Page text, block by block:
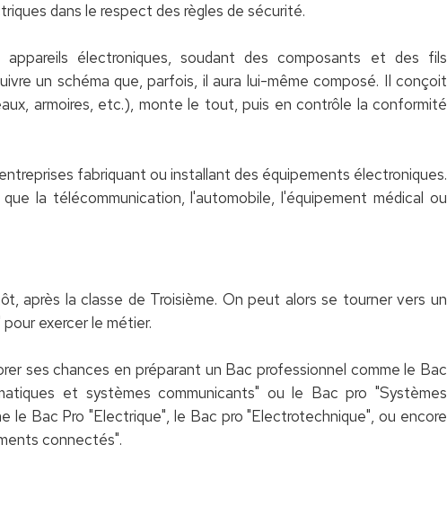
dans le respect des règles de sécurité.
électroniques, soudant des composants et des fils
un schéma que, parfois, il aura lui-même composé. Il conçoit
armoires, etc.), monte le tout, puis en contrôle la conformité
fabriquant ou installant des équipements électroniques.
la télécommunication, l'automobile, l'équipement médical ou
après la classe de Troisième. On peut alors se tourner vers un
exercer le métier.
ses chances en préparant un Bac professionnel comme le Bac
et systèmes communicants" ou le Bac pro "Systèmes
le Bac Pro "Electrique", le Bac pro "Electrotechnique", ou encore
connectés".